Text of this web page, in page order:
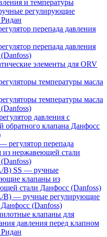
и температуры
регулирующие
перепада давления
перепада давления
элементы для ORV
температуры масла
температуры масла
давления с
обратного клапана Данфосс
регулятор перепада
из нержавеющей стали
B) SS — ручные
клапаны из
стали Данфосс (Danfoss)
B) — ручные регулирующие
(Danfoss)
клапаны для
давления перед клапном
Ридан